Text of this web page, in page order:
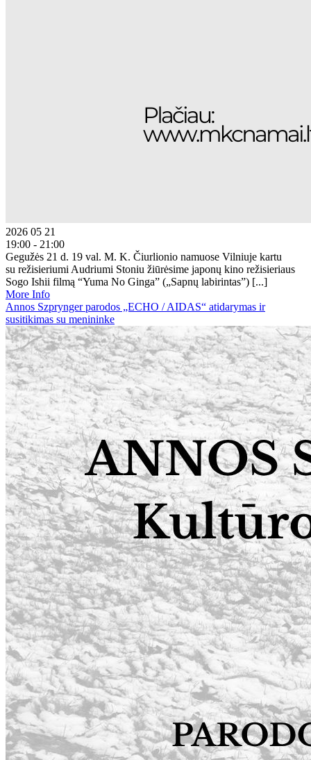
2026 05 21
19:00 - 21:00
Gegužės 21 d. 19 val. M. K. Čiurlionio namuose Vilniuje kartu
su režisieriumi Audriumi Stoniu žiūrėsime japonų kino režisieriaus
Sogo Ishii filmą “Yuma No Ginga” („Sapnų labirintas”) [...]
More Info
Annos Szprynger parodos „ECHO / AIDAS“ atidarymas ir
susitikimas su menininke